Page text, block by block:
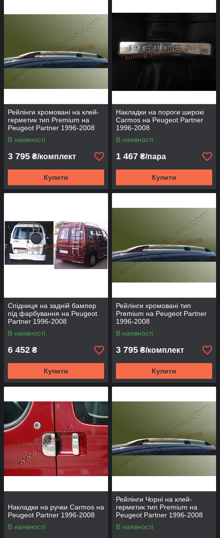
Рейлінги хромовані на клей-
герметик тип Premium на
Peugeot Partner 1996-2008
В наявності
3 795 ₴/комплект
Купити
Накладки на пороги широкі
Carmos на Peugeot Partner
1996-2008
В наявності
1 467 ₴/пара
Купити
Спідниця на задній бампер
під фарбування на Peugeot
Partner 1996-2008
В наявності
6 452 ₴
Купити
Рейлінги хромовані тип
Premium на Peugeot Partner
1996-2008
В наявності
3 795 ₴/комплект
Купити
Накладки на ручки Carmos на
Peugeot Partner 1996-2008
В наявності
Рейлінги Чорні на клей-
герметик тип Premium на
Peugeot Partner 1996-2008
В наявності